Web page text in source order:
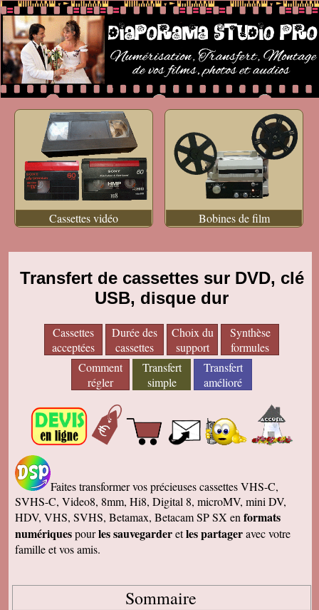
Cassettes vidéo Bobines de film
Transfert de cassettes sur DVD, clé
USB, disque dur
Cassettes
acceptées
Durée des
cassettes
Choix du
support
Synthèse
formules
Comment
régler
Transfert
simple
Transfert
amélioré
Faites transformer vos précieuses cassettes VHS-C,
SVHS-C, Video8, 8mm, Hi8, Digital 8, microMV, mini DV,
HDV, VHS, SVHS, Betamax, Betacam SP SX en formats
numériquespourles sauvegarderetles partageravec votre
famille et vos amis.
Sommaire